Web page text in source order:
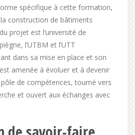
spécifique à cette formation,
construction de bâtiments
projet est l’université de
l’UTBM et l’UTT
dans sa mise en place et son
amenée à évoluer et à devenir
de compétences, tourné vers
et ouvert aux échanges avec